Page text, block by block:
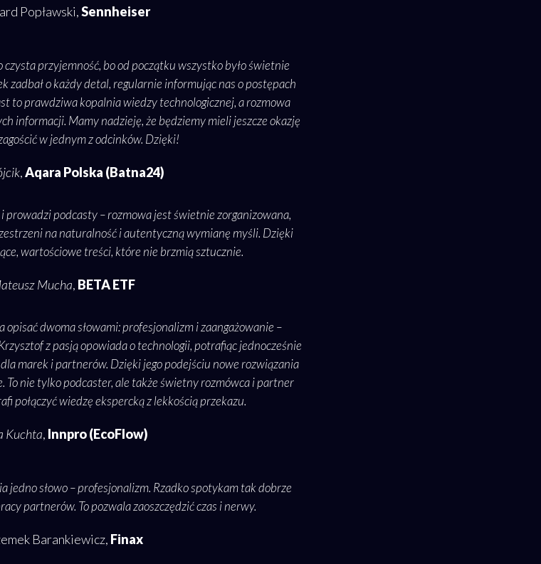
Popławski,Sennheiser
czysta przyjemność, bo od początku wszystko było świetnie
zadbał o każdy detal, regularnie informując nas o postępach
to prawdziwa kopalnia wiedzy technologicznej, a rozmowa
informacji. Mamy nadzieję, że będziemy mieli jeszcze okazję
w jednym z odcinków. Dzięki!
,Aqara Polska (Batna24)
podcasty – rozmowa jest świetnie zorganizowana,
na naturalność i autentyczną wymianę myśli. Dzięki
wartościowe treści, które nie brzmią sztucznie.
Mucha, BETA ETF
opisać dwoma słowami: profesjonalizm i zaangażowanie –
z pasją opowiada o technologii, potrafiąc jednocześnie
marek i partnerów. Dzięki jego podejściu nowe rozwiązania
To nie tylko podcaster, ale także świetny rozmówca i partner
połączyć wiedzę ekspercką z lekkością przekazu.
Kuchta, Innpro (EcoFlow)
jedno słowo – profesjonalizm. Rzadko spotykam tak dobrze
partnerów. To pozwala zaoszczędzić czas i nerwy.
Barankiewicz, Finax